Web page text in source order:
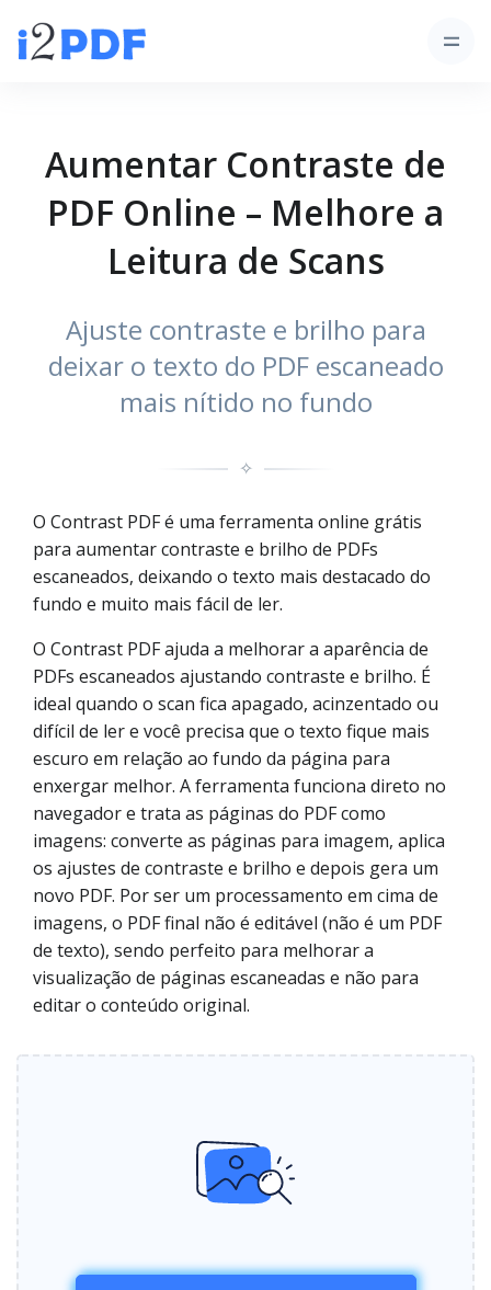
Aumentar Contraste de
PDF Online – Melhore a
Leitura de Scans
Ajuste contraste e brilho para
deixar o texto do PDF escaneado
mais nítido no fundo
✧
O Contrast PDF é uma ferramenta online grátis
para aumentar contraste e brilho de PDFs
escaneados, deixando o texto mais destacado do
fundo e muito mais fácil de ler.
O Contrast PDF ajuda a melhorar a aparência de
PDFs escaneados ajustando contraste e brilho. É
ideal quando o scan fica apagado, acinzentado ou
difícil de ler e você precisa que o texto fique mais
escuro em relação ao fundo da página para
enxergar melhor. A ferramenta funciona direto no
navegador e trata as páginas do PDF como
imagens: converte as páginas para imagem, aplica
os ajustes de contraste e brilho e depois gera um
novo PDF. Por ser um processamento em cima de
imagens, o PDF final não é editável (não é um PDF
de texto), sendo perfeito para melhorar a
visualização de páginas escaneadas e não para
editar o conteúdo original.